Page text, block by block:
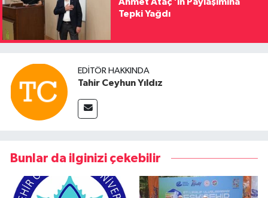
Tepki Yağdı
EDITÖR HAKKINDA
Tahir Ceyhun Yıldız
Bunlar da ilginizi çekebilir